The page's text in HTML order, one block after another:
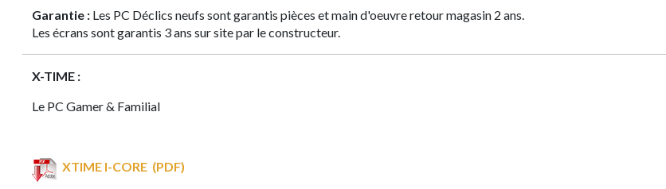
Garantie : Les PC Déclics neufs sont garantis pièces et main d'oeuvre retour magasin 2 ans.
Les écrans sont garantis 3 ans sur site par le constructeur.
X-TIME :
Le PC Gamer & Familial
XTIME I-CORE (PDF)